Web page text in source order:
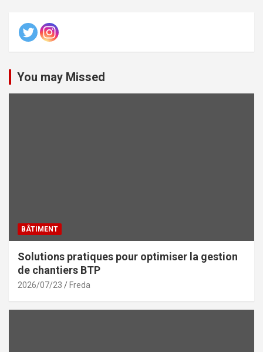
You may Missed
BÂTIMENT
Solutions pratiques pour optimiser la gestion
de chantiers BTP
2026/07/23 Freda